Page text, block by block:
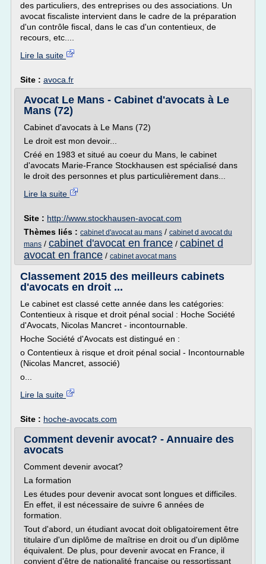
des particuliers, des entreprises ou des associations. Un
avocat fiscaliste intervient dans le cadre de la préparation
d'un contrôle fiscal, dans le cas d'un contentieux, de
recours, etc....
Lire la suite
Site : avoca.fr
Avocat Le Mans - Cabinet d'avocats à Le
Mans (72)
Cabinet d'avocats à Le Mans (72)
Le droit est mon devoir...
Créé en 1983 et situé au coeur du Mans, le cabinet
d'avocats Marie-France Stockhausen est spécialisé dans
le droit des personnes et plus particulièrement dans...
Lire la suite
Site : http://www.stockhausen-avocat.com
Thèmes liés : cabinet d'avocat au mans / cabinet d avocat du
mans / cabinet d'avocat en france / cabinet d
avocat en france / cabinet avocat mans
Classement 2015 des meilleurs cabinets
d'avocats en droit ...
Le cabinet est classé cette année dans les catégories:
Contentieux à risque et droit pénal social : Hoche Société
d'Avocats, Nicolas Mancret - incontournable.
Hoche Société d'Avocats est distingué en :
o Contentieux à risque et droit pénal social - Incontournable
(Nicolas Mancret, associé)
o...
Lire la suite
Site : hoche-avocats.com
Comment devenir avocat? - Annuaire des
avocats
Comment devenir avocat?
La formation
Les études pour devenir avocat sont longues et difficiles.
En effet, il est nécessaire de suivre 6 années de
formation.
Tout d'abord, un étudiant avocat doit obligatoirement être
titulaire d'un diplôme de maîtrise en droit ou d'un diplôme
équivalent. De plus, pour devenir avocat en France, il
convient d'être de nationalité française ou ressortissant